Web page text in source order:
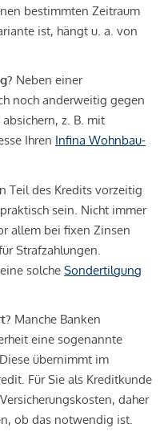
bestimmten Zeitraum
ist, hängt u. a. von
Neben einer
noch anderweitig gegen
z. B. mit
Ihren Infina Wohnbau-
Teil des Kredits vorzeitig
sein. Nicht immer
allem bei fixen Zinsen
Strafzahlungen.
solche Sondertilgung
Manche Banken
eine sogenannte
übernimmt im
Für Sie als Kreditkunde
daher
ob das notwendig ist.